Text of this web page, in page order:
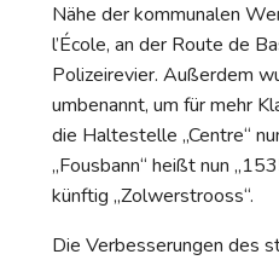
Nähe der kommunalen
l’École, an der Route de
Polizeirevier. Außerdem
umbenannt, um für mehr
die Haltestelle „Centre“
„Fousbann“ heißt nun
künftig „Zolwerstrooss“.
Die Verbesserungen des